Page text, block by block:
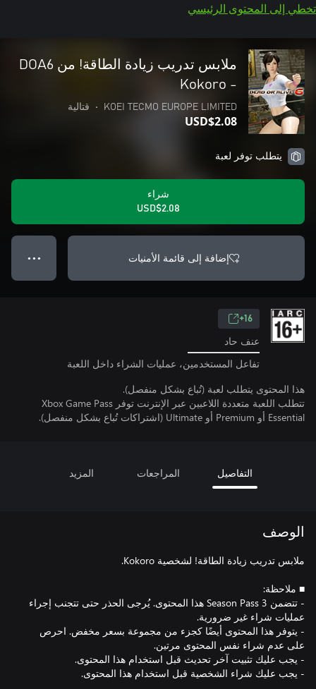
تخطي إلى المحتوى الرئيسي
- Kokoro
KOEI TECMO EUROPE LIMITED
• قتالية
USD$2.08
يتطلب توفر لعبة
شراء
USD$2.08
إضافة إلى قائمة الأمنيات ● ● ●
16+
عنف حاد
تفاعل المستخدمين، عمليات الشراء داخل اللعبة
هذا المحتوى يتطلب لعبة (تُباع بشكل منفصل).
تتطلب اللعبة متعددة اللاعبين عبر الإنترنت توفر Xbox Game Pass
Essential أو Premium أو Ultimate (اشتراكات تُباع بشكل منفصل).
التفاصيل المراجعات المزيد
الوصف
- تتضمن Season Pass 3 هذا المحتوى. يُرجى الحذر حتى تتجنب إجراء
- يتوفر هذا المحتوى أيضًا كجزء من مجموعة بسعر مخفض. احرص
- يجب عليك شراء الشخصية قبل استخدام هذا المحتوى.